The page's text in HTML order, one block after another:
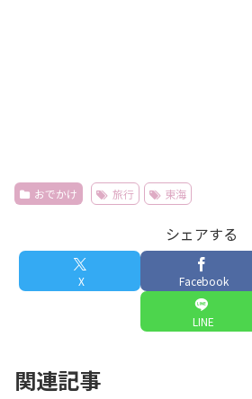
おでかけ 旅行 東海
シェアする
X Facebook
LINE
関連記事